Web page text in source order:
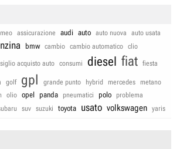
assicurazione audi auto auto nuova
auto usata
bmw cambio cambio automatico clio
acquisto auto consumi diesel fiat fiesta
golf gpl grande punto hybrid mercedes
metano
olio opel panda pneumatici polo
problema
suv suzuki toyota usato volkswagen yaris